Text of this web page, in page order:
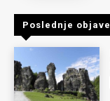
Poslednje objave